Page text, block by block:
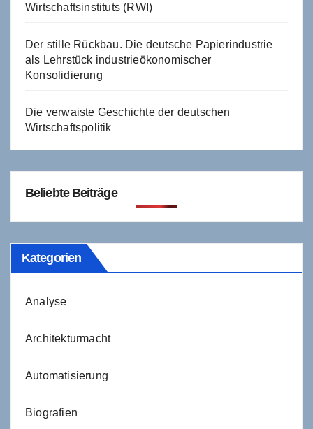
Wirtschaftsinstituts (RWI)
Der stille Rückbau. Die deutsche Papierindustrie
als Lehrstück industrieökonomischer
Konsolidierung
Die verwaiste Geschichte der deutschen
Wirtschaftspolitik
Beliebte Beiträge
Kategorien
Analyse
Architekturmacht
Automatisierung
Biografien